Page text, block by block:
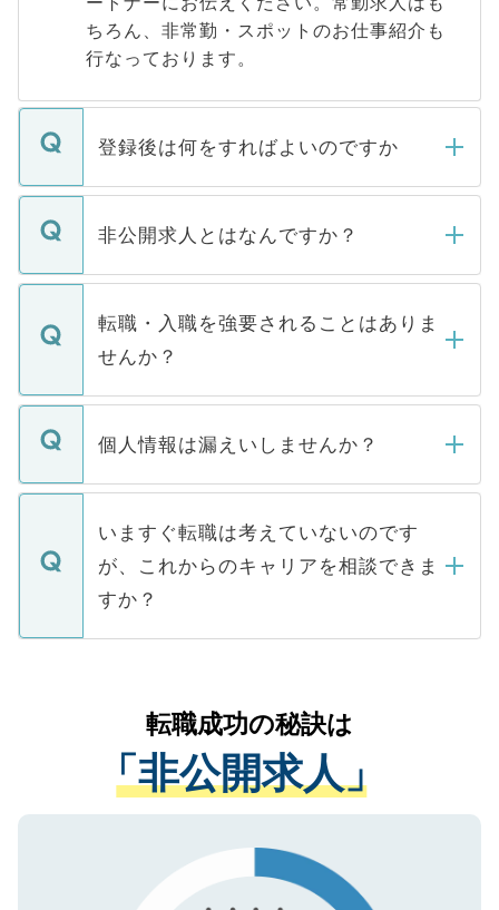
ちろん、非常勤・スポットのお仕事紹介も
行なっております。
登録後は何をすればよいのですか
ご登録いただきましたら、弊社担当者がご
登録内容を確認し、その後メールもしくは
ます。通常、5営業日以内にはご連絡をせて
いただきますので、しばらくお待ちくださ
非公開求人とはなんですか？
マイナビDOCTORで取り扱っている求人の
うち約3割は、Webサイトからご覧いただ
けない「非公開求人」です。非公開求人は
下記の理由によって、一般には公開してい
ません。
■応募殺到を避けるため 人気のある医療機
関を公にしてしまうと、応募が殺到する場
に、医療機関が求める条件に合った人材の
みを人材紹介会社に依頼するケースが増え
ています。
転職・入職を強要されることはありま
せんか？
転職・入職を強要することは一切ありませ
ん。また、仮に応募先から内定をいただい
定を承諾する必要はありません。内定先へ
の辞退の連絡はキャリアパートナーが行い
個人情報は漏えいしませんか？
個人情報が漏えいすることはありませんの
で、ご安心ください。当サイトからの登録
などで収集したご登録者様の個人情報は、
ご本人のキャリアアップおよび転職活動の
支援を目的に使用いたします。お預かりし
ているすべての個人データはご本人の許可
は、個人情報の取り扱いについての厳密な
管理基準を満たした事業者のみに付与され
る、プライバシーマークを取得済みです。
で、機密保持に関してもご安心ください。
いますぐ転職は考えていないのです
が、これからのキャリアを相談できま
すか？
かがいして、現在の医療機関の状況や紹介
経験をまじえながら、適切なアドバイスを
させていただきます。すぐにご転職をされ
ない方には、長期的なサポートが可能です
ので、まずはご登録ください。
転職成功の秘訣は
「非公開求人」